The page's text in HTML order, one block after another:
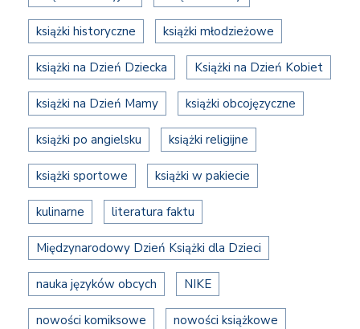
książki historyczne książki młodzieżowe
książki na Dzień Dziecka Książki na Dzień Kobiet
książki na Dzień Mamy książki obcojęzyczne
książki po angielsku książki religijne
książki sportowe książki w pakiecie
kulinarne literatura faktu
Międzynarodowy Dzień Książki dla Dzieci
nauka języków obcych NIKE
nowości komiksowe nowości książkowe